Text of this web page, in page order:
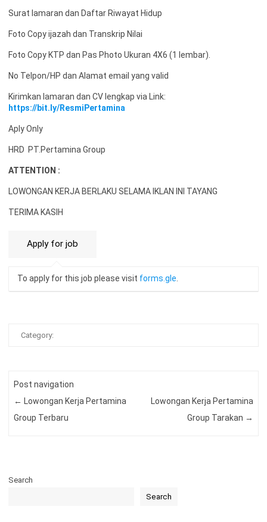
Surat lamaran dan Daftar Riwayat Hidup
Foto Copy ijazah dan Transkrip Nilai
Foto Copy KTP dan Pas Photo Ukuran 4X6 (1 lembar).
No Telpon/HP dan Alamat email yang valid
Kirimkan lamaran dan CV lengkap via Link:
https://bit.ly/ResmiPertamina
Aply Only
HRD PT.Pertamina Group
ATTENTION :
LOWONGAN KERJA BERLAKU SELAMA IKLAN INI TAYANG
TERIMA KASIH
To apply for this job please visit forms.gle.
Category:
Post navigation
← Lowongan Kerja Pertamina
Group Terbaru
Lowongan Kerja Pertamina
Group Tarakan →
Search
Search